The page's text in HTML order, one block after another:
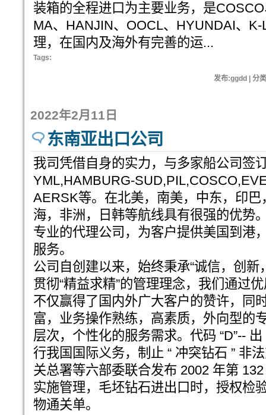
装箱的全程进口为主要业务，是
MA、HANJIN、OOCL、HYUNDAI、
理，在国内及海外有完善的运...
Tags:
发布:ggdd | 分
2022年2月11日
东南亚出口公司
我司凭借自身的实力，与多家船公司签
YML,HAMBURG-
AERSK等。在北美，南美，中东，印
海，非洲，日韩等航线具有很强的优势
专业的代理公司，为客户提供美国到港
服务。
公司自创建以来，始终秉承“诚信，创新
贯彻“精益求精”的管理理念，我们通过
不仅赢得了国内外广大客户的赞许，同
富，业务操作熟练，高素质，外向型的
层次，个性化的服务需求。代码 “D”--
行我国国际义务，制止 “ 冲突钻石 ” 非
关总署等六部委联合发布 2002 年第
实施管理，毛坯钻石进出口时，授权检
物通关单。